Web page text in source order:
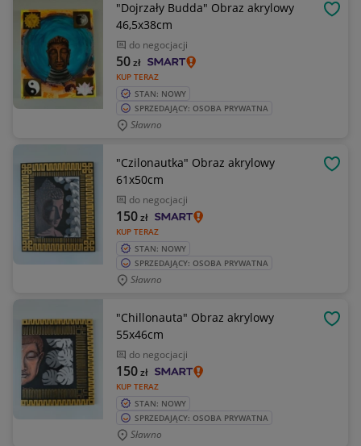
"Dojrzały Budda" Obraz akrylowy
46,5x38cm
do negocjacji
KUP TERAZ
50zł
STAN: NOWY
SPRZEDAJĄCY: OSOBA PRYWATNA
Sławno
"Czilonautka" Obraz akrylowy
61x50cm
do negocjacji
KUP TERAZ
150zł
STAN: NOWY
SPRZEDAJĄCY: OSOBA PRYWATNA
Sławno
"Chillonauta" Obraz akrylowy
55x46cm
do negocjacji
KUP TERAZ
150zł
STAN: NOWY
SPRZEDAJĄCY: OSOBA PRYWATNA
Sławno